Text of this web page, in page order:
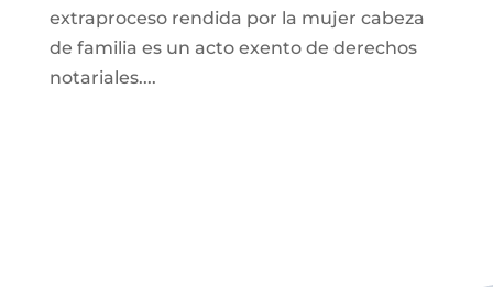
extraproceso rendida por la mujer cabeza
de familia es un acto exento de derechos
notariales....